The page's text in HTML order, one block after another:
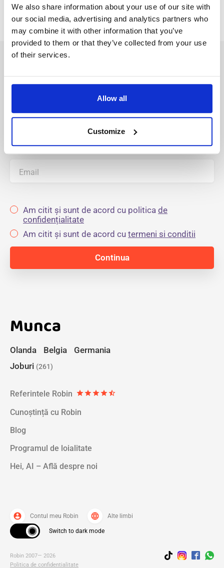
We also share information about your use of our site with
our social media, advertising and analytics partners who
may combine it with other information that you’ve
provided to them or that they’ve collected from your use
of their services.
Allow all
Customize
Cuplurile sunt acceptate
check
Incepeti crearea profilului
Email
Am citit și sunt de acord cu politica de
confidențialitate
Am citit și sunt de acord cu termeni si conditii
Munca
Olanda Belgia
Germania
Joburi (261)
Referintele Robin starstarstarstarstar_half
Cunoștință cu Robin
Blog
Programul de loialitate
Hei, AI – Află despre noi
account_circle Contul meu Robin language Alte limbi
Switch to dark mode
Robin 2007— 2026
Politica de confidentialitate